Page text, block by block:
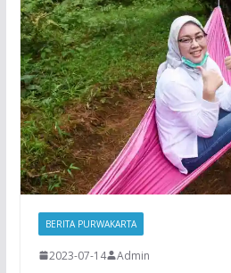
BERITA PURWAKARTA
2023-07-14 Admin